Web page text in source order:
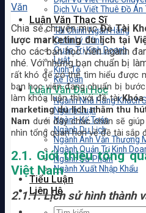
Dịch Vụ Viết Thuê Đồ Án
Luận Văn Thạc Sĩ
Tài Chính Ngân Hàng
Quản Lý Công
Quản Trị Kinh Doanh
Luật
Kinh Tế
Kế Toán
Luận Văn Đại Học
Ngành Nhà Hàng Khách
Ngành Luật
Ngành Kế Toán
Ngành Du Lịch
Ngành Anh Văn Thương
Ngành Quản Trị Kinh
Ngành Sư Phạm
Ngành Xuất Nhập Khẩu
Tiểu Luận
Liên Hệ
Văn
Chia sẻ chuyên mụcĐề Tài
lược marketing du lịch tại
cho các bạn học viên ngành
nhé. Với những bạn chuẩn bị
rất khó để có thể tìm hiểu được
bạn học viên đang chuẩn bị
làm khóa luận thì với đề tài
marketing du lịch nhằm thu
Nam dưới đây chắc chắn sẽ
nhìn tổng quan hơn về đề tài sắp
2.1. Giới thiệu tổng
Việt Nam
2.1.1. Lịch sử hình thành